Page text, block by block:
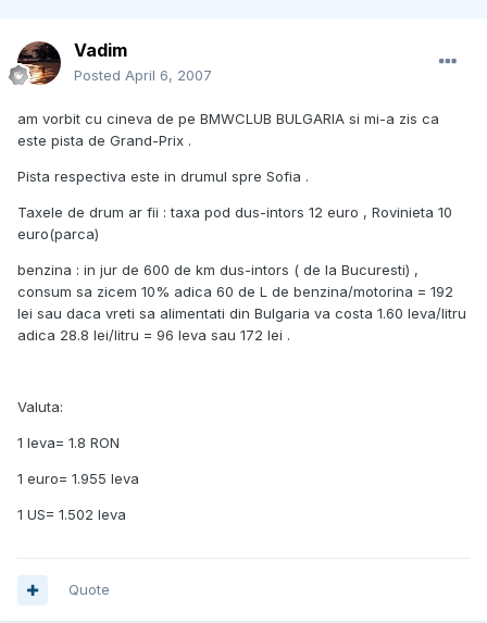
Vadim
Posted April 6, 2007
am vorbit cu cineva de pe BMWCLUB BULGARIA si mi-a zis ca
este pista de Grand-Prix .
Pista respectiva este in drumul spre Sofia .
Taxele de drum ar fii : taxa pod dus-intors 12 euro , Rovinieta 10
euro(parca)
benzina : in jur de 600 de km dus-intors ( de la Bucuresti) ,
consum sa zicem 10% adica 60 de L de benzina/motorina = 192
lei sau daca vreti sa alimentati din Bulgaria va costa 1.60 leva/litru
adica 28.8 lei/litru = 96 leva sau 172 lei .
Valuta:
1 leva= 1.8 RON
1 euro= 1.955 leva
1 US= 1.502 leva
Quote